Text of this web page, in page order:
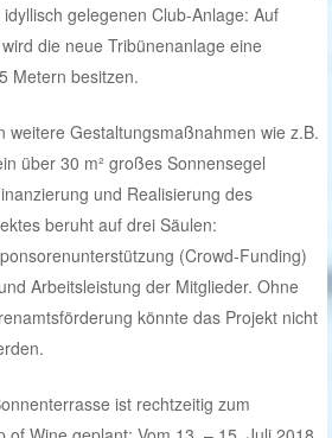
gelegenen Club-Anlage: Auf
die neue Tribünenanlage eine
Metern besitzen.
weitere Gestaltungsmaßnahmen wie z.B.
über 30 m² großes Sonnensegel
und Realisierung des
beruht auf drei Säulen:
(Crowd-Funding)
Arbeitsleistung der Mitglieder. Ohne
könnte das Projekt nicht
ist rechtzeitig zum